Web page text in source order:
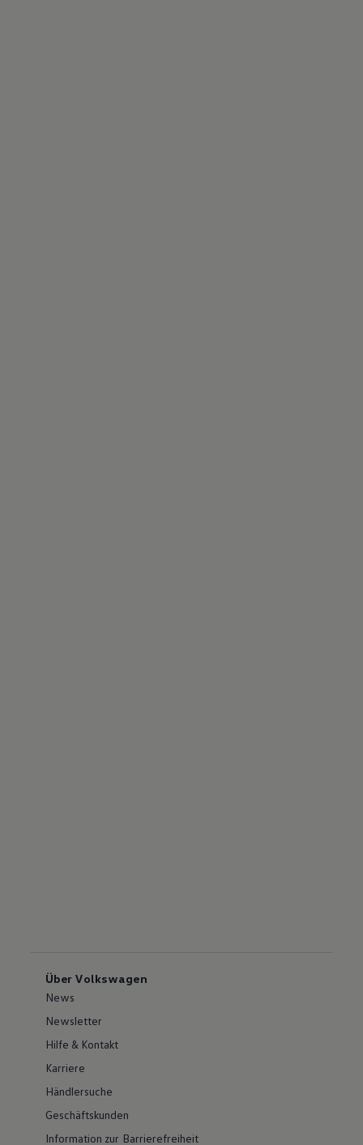
Über Volkswagen
News
Newsletter
Hilfe & Kontakt
Karriere
Händlersuche
Geschäftskunden
Information zur Barrierefreiheit